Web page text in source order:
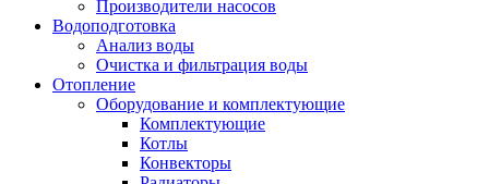
Производители насосов
Водоподготовка
Анализ воды
Очистка и фильтрация воды
Отопление
Оборудование и комплектующие
Комплектующие
Котлы
Конвекторы